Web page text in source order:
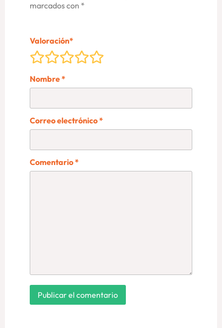
marcados con *
Valoración*
Nombre*
Correo electrónico*
Comentario*